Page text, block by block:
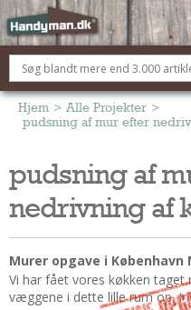
OM HANDYMAN.DK
FÅ 3 TILBUD
ANNONCERING
BOLIG KØBERÅDGIVNING
TØMRER/SNEDKER
Montage Og Nybyg
Alt Om Køkkenet
Om Materialer
Hjem > Alle Projekter >
pudsning af mur efter
pudsning af
nedrivning af
Murer opgave i København
Vi har fået vores køkken
væggene i dette lille rum op,